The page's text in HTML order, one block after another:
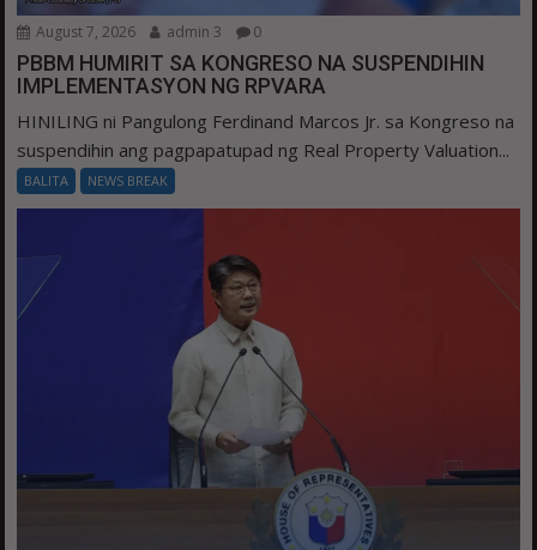
August 7, 2026 admin 3 0
PBBM HUMIRIT SA KONGRESO NA SUSPENDIHIN
IMPLEMENTASYON NG RPVARA
HINILING ni Pangulong Ferdinand Marcos Jr. sa Kongreso na
suspendihin ang pagpapatupad ng Real Property Valuation...
BALITA NEWS BREAK